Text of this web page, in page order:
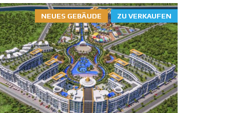
E
N
G
L
I
S
H
ZU VERKAUFEN
NEUES GEBÄUDE